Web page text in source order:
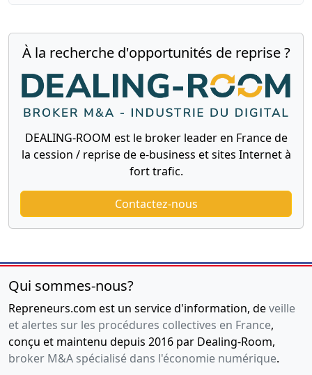
À la recherche d'opportunités de reprise ?
DEALING-ROOM est le broker leader en France de
la cession / reprise de e-business et sites Internet à
fort trafic.
Contactez-nous
Qui sommes-nous?
Repreneurs.com est un service d'information, deveille
et alertes sur les procédures collectives en France,
conçu et maintenu depuis 2016 par Dealing-Room,
broker M&A spécialisé dans l'économie numérique.